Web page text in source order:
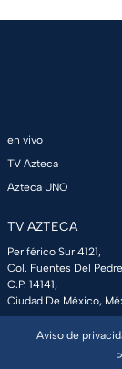
en vivo
TV Azteca
Azteca UNO
TV AZTECA
Periférico Sur 4121,
Col. Fuentes Del
C.P. 14141,
Ciudad De México,
Aviso de